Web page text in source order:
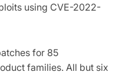
using CVE-2022-
for 85
families. All but six